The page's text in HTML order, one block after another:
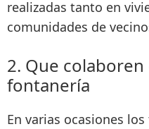
realizadas tanto en
comunidades de
2. Que
fontanería
En varias ocasiones los